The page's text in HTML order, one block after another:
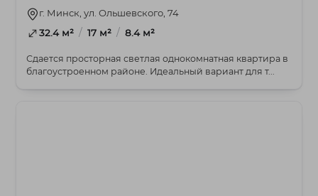
г. Минск, ул. Ольшевского, 74
32.4 м² / 17 м² / 8.4 м²
Сдается просторная светлая однокомнатная квартира в
благоустроенном районе. Идеальный вариант для т...